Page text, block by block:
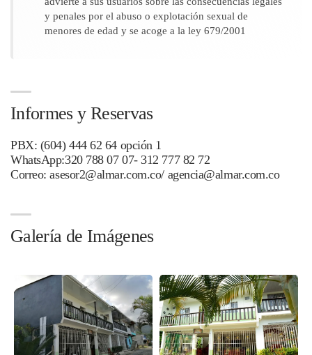
y penales por el abuso o explotación sexual de
menores de edad y se acoge a la ley 679/2001
Informes y Reservas
PBX: (604) 444 62 64 opción 1
WhatsApp:320 788 07 07- 312 777 82 72
Correo: asesor2@almar.com.co/ agencia@almar.com.co
Galería de Imágenes